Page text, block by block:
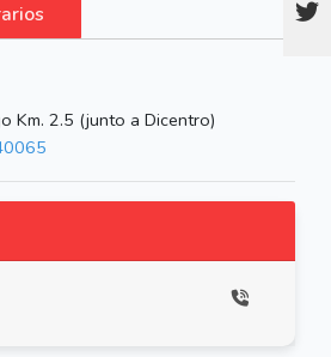
Km. 2.5 (junto a Dicentro)